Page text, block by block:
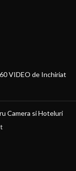
VIDEO de Inchiriat
Camera si Hoteluri